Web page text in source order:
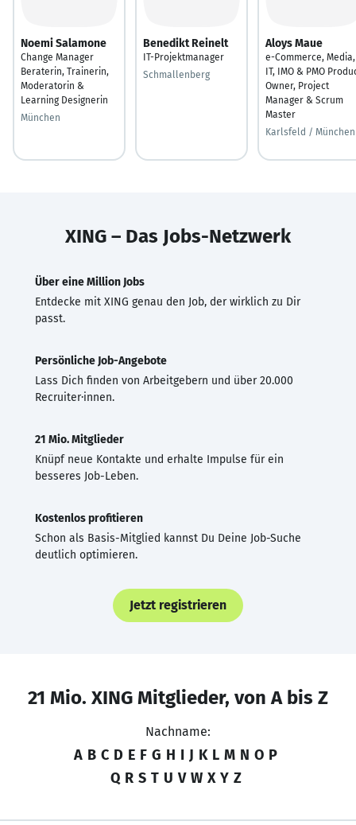
Noemi Salamone
Change Manager
Beraterin, Trainerin,
Moderatorin &
Learning Designerin
München
Benedikt Reinelt
IT-Projektmanager
Schmallenberg
Aloys Maue
e-Commerce, Media,
IT, IMO & PMO
Owner, Project
Manager & Scrum
Master
Karlsfeld / München
XING – Das Jobs-Netzwerk
Über eine Million Jobs
Entdecke mit XING genau den Job, der wirklich zu Dir
passt.
Persönliche Job-Angebote
Lass Dich finden von Arbeitgebern und über 20.000
Recruiter·innen.
21 Mio. Mitglieder
Knüpf neue Kontakte und erhalte Impulse für ein
besseres Job-Leben.
Kostenlos profitieren
Schon als Basis-Mitglied kannst Du Deine Job-Suche
deutlich optimieren.
Jetzt registrieren
21 Mio. XING Mitglieder, von A bis Z
Nachname:
A B C D E F G H I J K L M N O P
Q R S T U V W X Y Z